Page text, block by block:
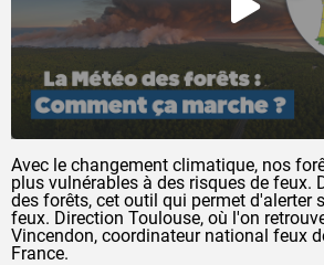
Avec le changement climatique, nos
plus vulnérables à des risques de feux.
des forêts, cet outil qui permet d'alerter
feux. Direction Toulouse, où l'on
Vincendon, coordinateur national feux
France.